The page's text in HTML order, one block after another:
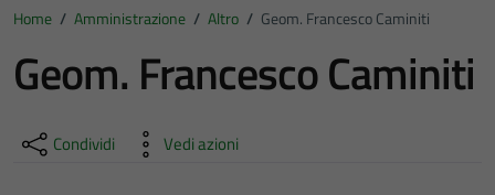
Home / Amministrazione / Altro / Geom. Francesco Caminiti
Geom. Francesco Caminiti
Condividi Vedi azioni